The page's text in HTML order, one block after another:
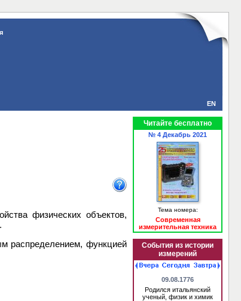
EN
физических объектов,
распределением, функцией
Читайте бесплатно
№ 4 Декабрь 2021
Тема номера:
Современная
измерительная техника
События из истории
измерений
09.08.1776
Родился итальянский
ученый, физик и химик